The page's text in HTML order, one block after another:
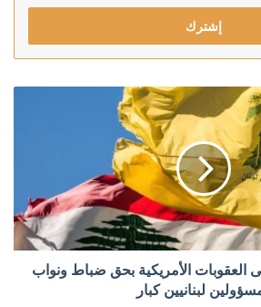
العقوبات الأمريكية بحق ضباط ونواب
لبنانيين كبار